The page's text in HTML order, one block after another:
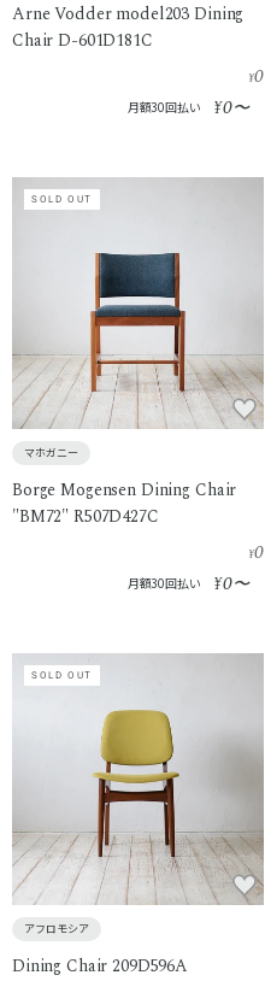
Arne Vodder model203 Dining
Chair D-601D181C
¥0
月額30回払い ¥0〜
SOLD OUT
マホガニー
Borge Mogensen Dining Chair
"BM72" R507D427C
¥0
月額30回払い ¥0〜
SOLD OUT
アフロモシア
Dining Chair 209D596A